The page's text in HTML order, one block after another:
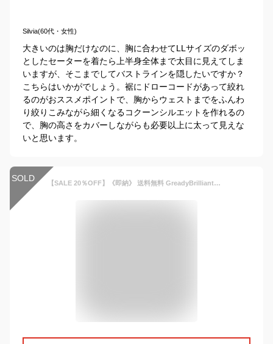
Silvia(60代・女性)
大きいのは胸だけなのに、胸に合わせてLLサイズのダボッ
としたセーターを着たら上半身全体まで太目に見えてしま
いますが、そこまでしてバストラインを隠したいですか？
こちらはいかがでしょう。裾にドローコードがあって絞れ
るのがおススメポイントで、胸からウェストまでをふんわ
り絞りこみながら細くなるコクーンシルエットを作れるの
で、胸の高さをカバーしながらも必要以上に太って見えな
いと思います。
SOLD 【SALE 20％OFF】《即納》 送料無料 GreadyBrilliant ニット レディース パネルケーブルSフェザーニット 【レビュー特典付き】 人気 カジュアル 秋 冬 上品 シンプル ゆったり おしゃれ きれいめ